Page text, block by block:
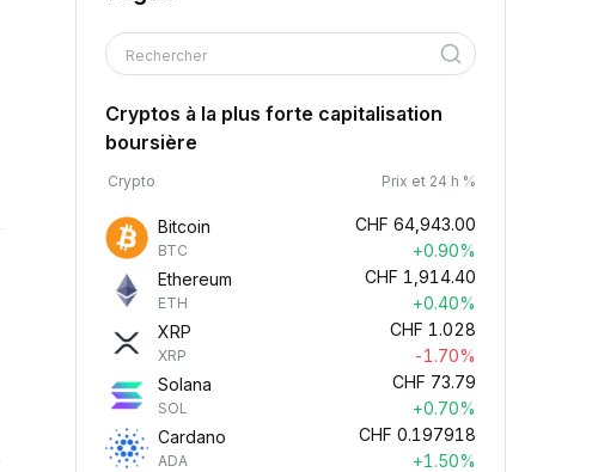
Rechercher
Cryptos à la plus forte capitalisation
boursière
Crypto Prix et 24 h %
Bitcoin
BTC
CHF 64,943.00
+0.90%
Ethereum
ETH
CHF 1,914.40
+0.40%
XRP
XRP
CHF 1.028
-1.70%
Solana
SOL
CHF 73.79
+0.70%
Cardano
ADA
CHF 0.197918
+1.50%